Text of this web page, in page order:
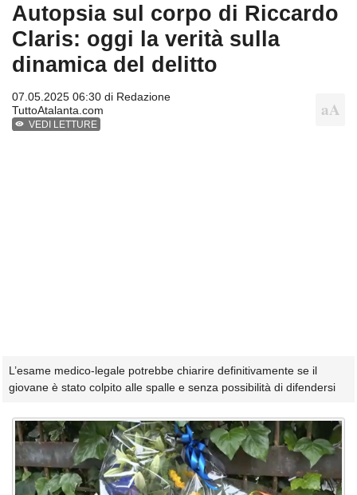
Autopsia sul corpo di Riccardo
Claris: oggi la verità sulla
dinamica del delitto
07.05.2025 06:30 di Redazione
TuttoAtalanta.com
VEDI LETTURE
L’esame medico-legale potrebbe chiarire definitivamente se il
giovane è stato colpito alle spalle e senza possibilità di difendersi